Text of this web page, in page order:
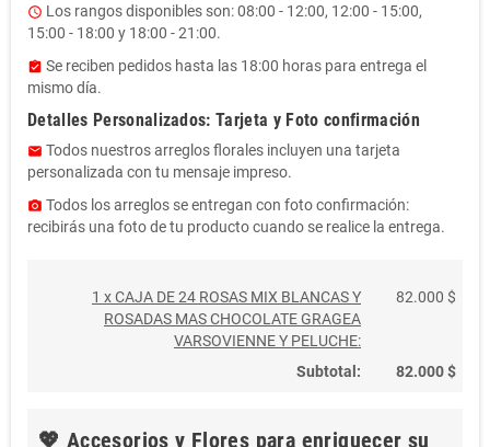
access_time Los rangos disponibles son: 08:00 - 12:00, 12:00 - 15:00,
15:00 - 18:00 y 18:00 - 21:00.
assignment_turned_in Se reciben pedidos hasta las 18:00 horas para entrega el
mismo día.
Detalles Personalizados: Tarjeta y Foto confirmación
email Todos nuestros arreglos florales incluyen una tarjeta
personalizada con tu mensaje impreso.
photo_camera Todos los arreglos se entregan con foto confirmación:
recibirás una foto de tu producto cuando se realice la entrega.
1 x CAJA DE 24 ROSAS MIX BLANCAS Y
ROSADAS MAS CHOCOLATE GRAGEA
VARSOVIENNE Y PELUCHE:
82.000 $
Subtotal: 82.000 $
💖 Accesorios y Flores para enriquecer su